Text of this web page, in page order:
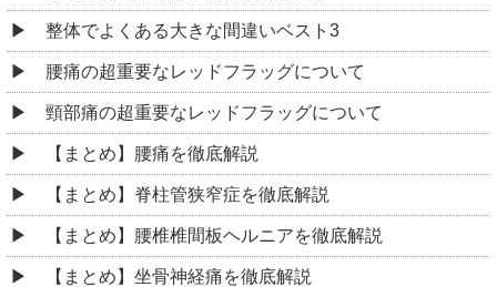
整体でよくある大きな間違いベスト3
腰痛の超重要なレッドフラッグについて
頸部痛の超重要なレッドフラッグについて
【まとめ】腰痛を徹底解説
【まとめ】脊柱管狭窄症を徹底解説
【まとめ】腰椎椎間板ヘルニアを徹底解説
【まとめ】坐骨神経痛を徹底解説